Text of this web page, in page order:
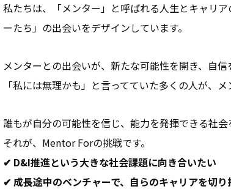
私たちは、「メンター」と呼ばれる人生とキャリ
ーたち」の出会いをデザインしています。
メンターとの出会いが、新たな可能性を開き、自
「私には無理かも」と言ってていた多くの人が、
誰もが自分の可能性を信じ、能力を発揮できる社会
それが、Mentor Forの挑戦です。
✔ D&I推進という大きな社会課題に向き合いたい
✔ 成長途中のベンチャーで、自らのキャリアを切り